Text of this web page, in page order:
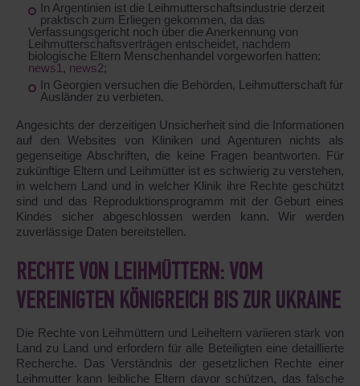
In Argentinien ist die Leihmutterschaftsindustrie derzeit
praktisch zum Erliegen gekommen, da das
Verfassungsgericht noch über die Anerkennung von
Leihmutterschaftsverträgen entscheidet, nachdem
biologische Eltern Menschenhandel vorgeworfen hatten:
news1 , news2;
In Georgien versuchen die Behörden, Leihmutterschaft für
Ausländer zu verbieten.
Angesichts der derzeitigen Unsicherheit sind die Informationen
auf den Websites von Kliniken und Agenturen nichts als
gegenseitige Abschriften, die keine Fragen beantworten. Für
zukünftige Eltern und Leihmütter ist es schwierig zu verstehen,
in welchem Land und in welcher Klinik ihre Rechte geschützt
sind und das Reproduktionsprogramm mit der Geburt eines
Kindes sicher abgeschlossen werden kann. Wir werden
zuverlässige Daten bereitstellen.
RECHTE VON LEIHMÜTTERN: VOM
VEREINIGTEN KÖNIGREICH BIS ZUR UKRAINE
Die Rechte von Leihmüttern und Leiheltern variieren stark von
Land zu Land und erfordern für alle Beteiligten eine detaillierte
Recherche. Das Verständnis der gesetzlichen Rechte einer
Leihmutter kann leibliche Eltern davor schützen, das falsche